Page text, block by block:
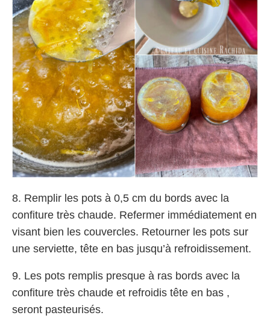
8. Remplir les pots à 0,5 cm du bords avec la
confiture très chaude. Refermer immédiatement en
visant bien les couvercles. Retourner les pots sur
une serviette, tête en bas jusqu’à refroidissement.
9. Les pots remplis presque à ras bords avec la
confiture très chaude et refroidis tête en bas ,
seront pasteurisés.